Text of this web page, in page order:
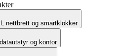
nettbrett og smartklokker
og kontor